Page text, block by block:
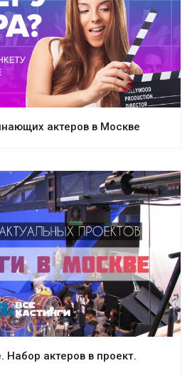
актеров в Москве
Набор актеров в проект.